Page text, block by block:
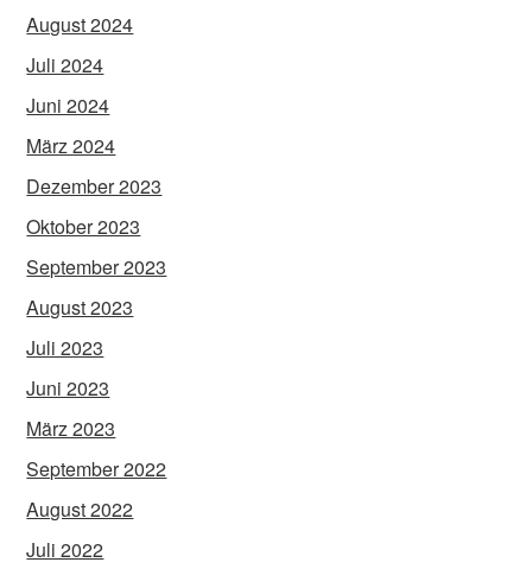
August 2024
Juli 2024
Juni 2024
März 2024
Dezember 2023
Oktober 2023
September 2023
August 2023
Juli 2023
Juni 2023
März 2023
September 2022
August 2022
Juli 2022